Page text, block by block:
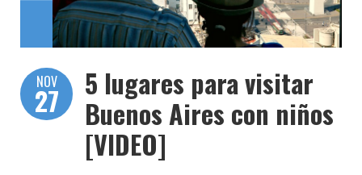
NOV
27
5 lugares para visitar
Buenos Aires con niños
[VIDEO]